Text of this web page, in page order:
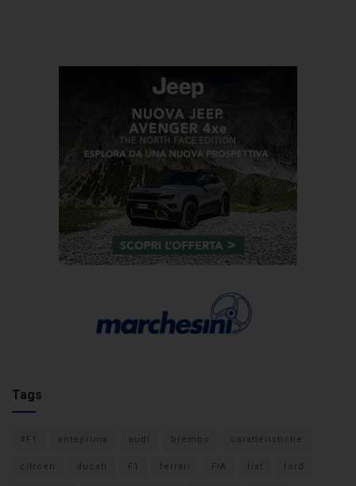
Tags
#F1 anteprima audi brembo caratteristiche
citroen ducati F1 ferrari FIA fiat ford